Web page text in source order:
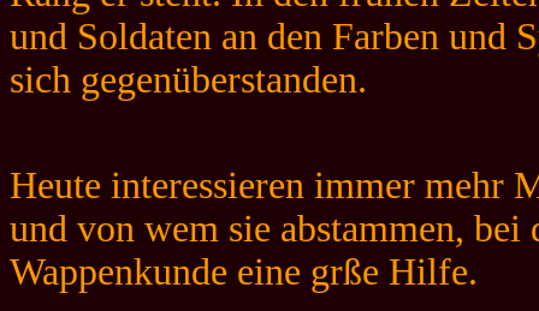
und Soldaten an den Farben und
sich gegenüberstanden.
Heute interessieren immer mehr
und von wem sie abstammen,
Wappenkunde eine grße Hilfe.